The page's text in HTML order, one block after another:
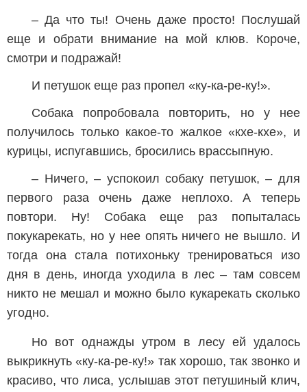
– Да что ты! Очень даже просто! Послушай
еще и обрати внимание на мой клюв. Короче,
смотри и подражай!
И петушок еще раз пропел «ку-ка-ре-ку!».
Собака попробовала повторить, но у нее
получилось только какое-то жалкое «кхе-кхе», и
курицы, испугавшись, бросились врассыпную.
– Ничего, – успокоил собаку петушок, – для
первого раза очень даже неплохо. А теперь
повтори. Ну! Собака еще раз попыталась
покукарекать, но у нее опять ничего не вышло. И
тогда она стала потихоньку тренироваться изо
дня в день, иногда уходила в лес – там совсем
никто не мешал и можно было кукарекать сколько
угодно.
Но вот однажды утром в лесу ей удалось
выкрикнуть «ку-ка-ре-ку!» так хорошо, так звонко и
красиво, что лиса, услышав этот петушиный клич,